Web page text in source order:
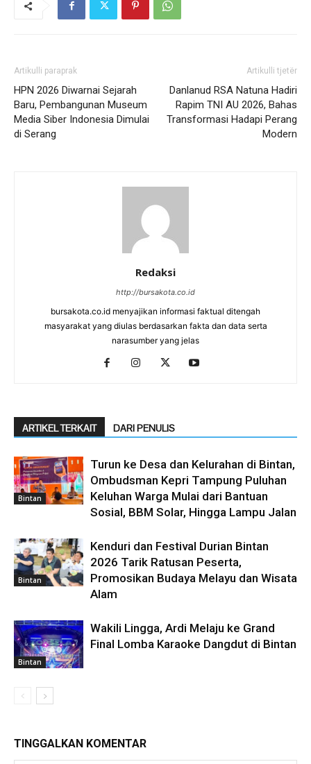
Artikulli paraprak
HPN 2026 Diwarnai Sejarah
Baru, Pembangunan Museum
Media Siber Indonesia Dimulai
di Serang
Artikulli tjetër
Danlanud RSA Natuna Hadiri
Rapim TNI AU 2026, Bahas
Transformasi Hadapi Perang
Modern
Redaksi
http://bursakota.co.id
bursakota.co.id menyajikan informasi faktual ditengah
masyarakat yang diulas berdasarkan fakta dan data serta
narasumber yang jelas
ARTIKEL TERKAIT DARI PENULIS
Bintan
Turun ke Desa dan Kelurahan di Bintan,
Ombudsman Kepri Tampung Puluhan
Keluhan Warga Mulai dari Bantuan
Sosial, BBM Solar, Hingga Lampu Jalan
Bintan
Kenduri dan Festival Durian Bintan
2026 Tarik Ratusan Peserta,
Promosikan Budaya Melayu dan Wisata
Alam
Bintan
Wakili Lingga, Ardi Melaju ke Grand
Final Lomba Karaoke Dangdut di Bintan
TINGGALKAN KOMENTAR